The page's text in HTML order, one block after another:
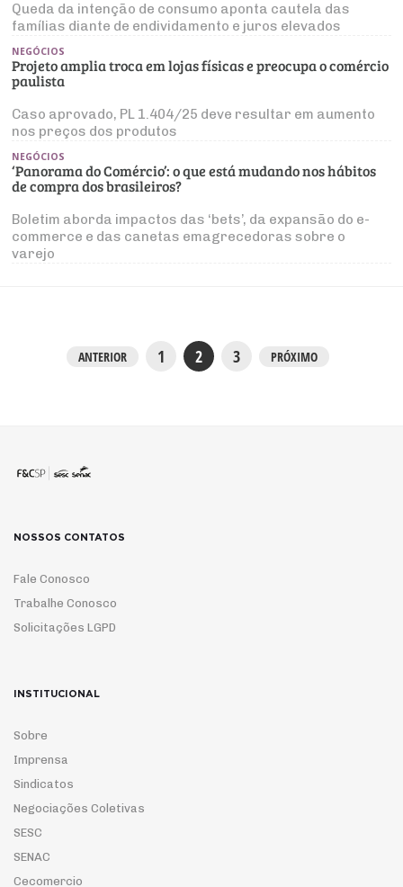
Queda da intenção de consumo aponta cautela das
famílias diante de endividamento e juros elevados
NEGÓCIOS
Projeto amplia troca em lojas físicas e preocupa o comércio
paulista
Caso aprovado, PL 1.404/25 deve resultar em aumento
nos preços dos produtos
NEGÓCIOS
‘Panorama do Comércio’: o que está mudando nos hábitos
de compra dos brasileiros?
Boletim aborda impactos das ‘bets’, da expansão do e-
commerce e das canetas emagrecedoras sobre o
varejo
ANTERIOR 1 2 3 PRÓXIMO
NOSSOS CONTATOS
Fale Conosco
Trabalhe Conosco
Solicitações LGPD
INSTITUCIONAL
Sobre
Imprensa
Sindicatos
Negociações Coletivas
SESC
SENAC
Cecomercio